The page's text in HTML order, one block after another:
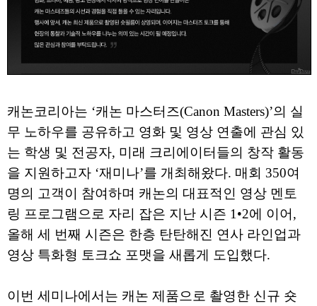
캐논코리아는 ‘캐논 마스터즈(Canon Masters)’의 실
무 노하우를 공유하고 영화 및 영상 연출에 관심 있
는 학생 및 전공자, 미래 크리에이터들의 창작 활동
을 지원하고자 ‘재미나’를 개최해왔다. 매회 350여
명의 고객이 참여하며 캐논의 대표적인 영상 멘토
링 프로그램으로 자리 잡은 지난 시즌 1•2에 이어,
올해 세 번째 시즌은 한층 탄탄해진 연사 라인업과
영상 특화형 토크쇼 포맷을 새롭게 도입했다.
이번 세미나에서는 캐논 제품으로 촬영한 신규 숏